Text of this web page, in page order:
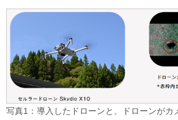
写真1：導入したドローンと、ドローンがカ